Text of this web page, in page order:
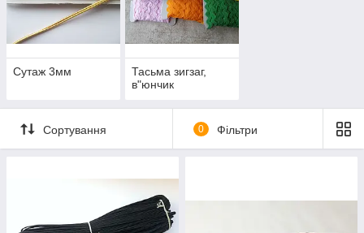
Сутаж 3мм
Тасьма зигзаг,
в"юнчик
Сортування 0 Фільтри